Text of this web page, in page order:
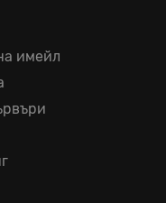
имейл